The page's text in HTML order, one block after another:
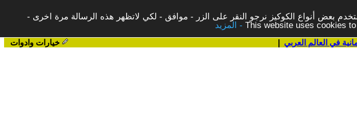
بعض أنواع الكوكيز نرجو النقر على الزر - موافق - لكي لاتظهر هذه الرسالة مرة اخرى -
This website uses cookies
خيارات وادوات